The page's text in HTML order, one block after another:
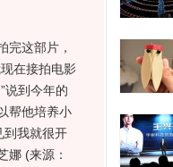
这部片，
在接拍电影
说到今年的
帮他培养小
我就很开
(来源：